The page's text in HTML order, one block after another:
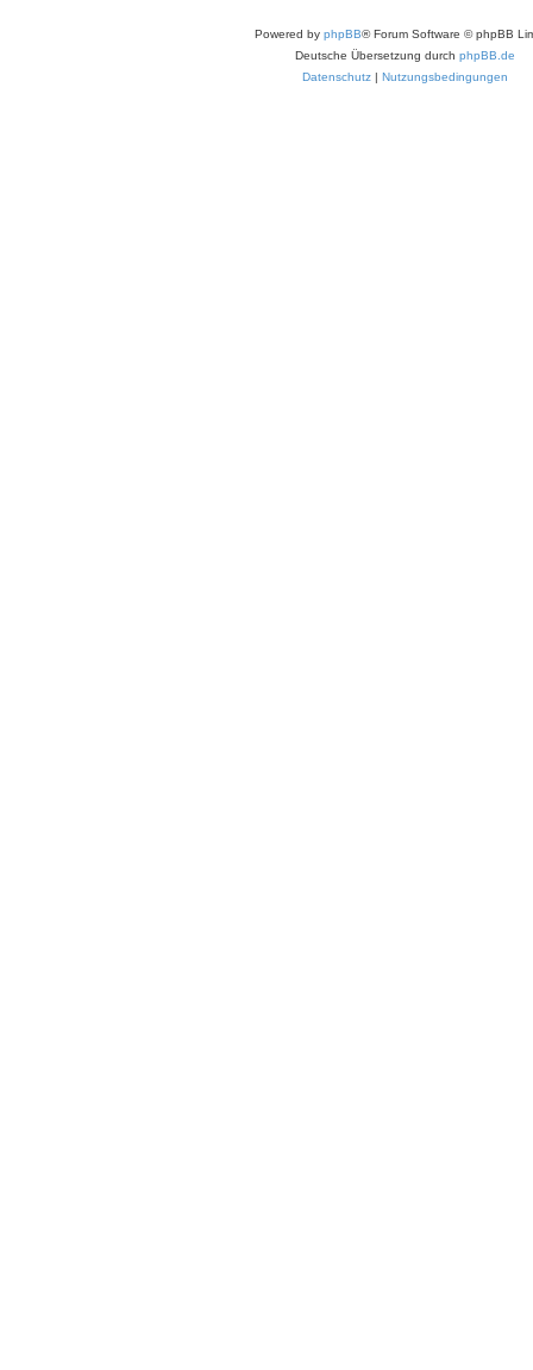
Powered by phpBB® Forum Software © phpBB
Deutsche Übersetzung durch phpBB.de
Datenschutz | Nutzungsbedingungen